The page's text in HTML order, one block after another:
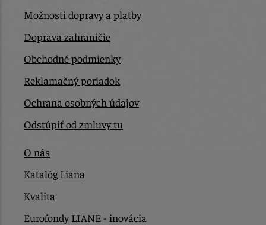
Možnosti dopravy a platby
Doprava zahraničie
Obchodné podmienky
Reklamačný poriadok
Ochrana osobných údajov
Odstúpiť od zmluvy tu
O nás
Katalóg Liana
Kvalita
Eurofondy LIANE - inovácia